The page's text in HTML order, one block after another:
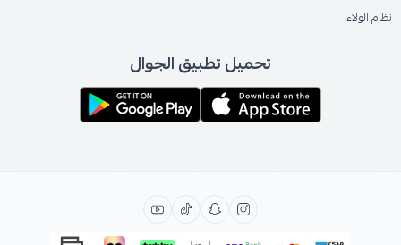
نظام الولاء
تحميل تطبيق الجوال